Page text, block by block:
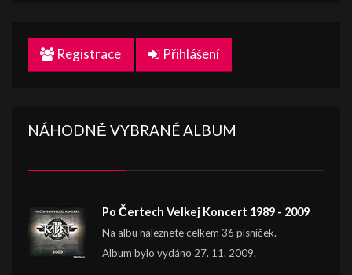
Registrace Přihlášení
NÁHODNĚ VYBRANÉ ALBUM
Po Čertech Velkej Koncert 1989 - 2009
Na albu naleznete celkem 36 písniček.
Album bylo vydáno 27. 11. 2009.